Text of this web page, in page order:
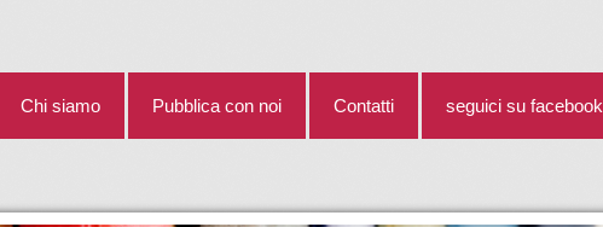
Chi siamo Pubblica con noi Contatti seguici su facebook